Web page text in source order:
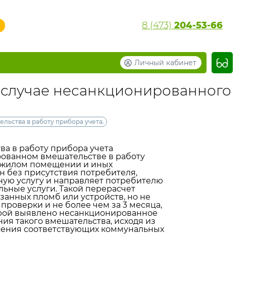
8 (473) 204-53-66
Личный кабинет
несанкционированного
в работу прибора учета.
в работу прибора учета
вмешательстве в работу
жилом помещении и иных
присутствия потребителя,
услугу и направляет потребителю
услуги. Такой перерасчет
пломб или устройств, но не
и не более чем за 3 месяца,
выявлено несанкционированное
такого вмешательства, исходя из
соответствующих коммунальных